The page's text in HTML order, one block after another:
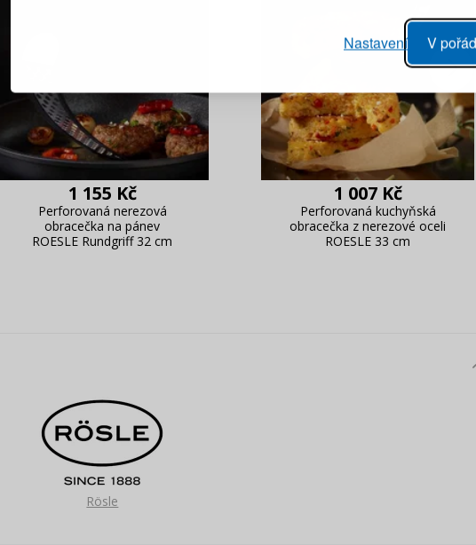
V
Nastavení
1 155 Kč
Perforovaná nerezová
obracečka na pánev
ROESLE Rundgriff 32 cm
1 007 Kč
Perforovaná kuchyňská
obracečka z nerezové oceli
ROESLE 33 cm
Rösle
Živý náhled na změny v objednávce
PŘIHLÁSIT
Připomenutí